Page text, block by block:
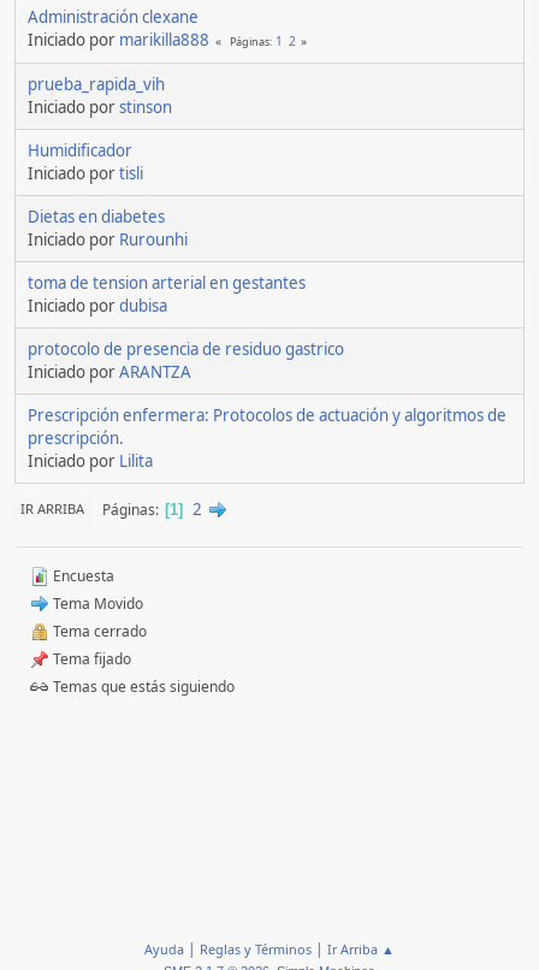
Administración clexane
Iniciado por marikilla888 Páginas 1 2
prueba_rapida_vih
Iniciado porstinson
Humidificador
Iniciado portisli
Dietas en diabetes
Iniciado por Rurounhi
toma de tension arterial en gestantes
Iniciado pordubisa
protocolo de presencia de residuo gastrico
Iniciado porARANTZA
Prescripción enfermera: Protocolos de actuación y algoritmos de
prescripción.
Iniciado por Lilita
IR ARRIBA Páginas 1 2
Encuesta
Tema Movido
Tema cerrado
Tema fijado
Temas que estás siguiendo
Ayuda | Reglas y Términos | Ir Arriba ▲